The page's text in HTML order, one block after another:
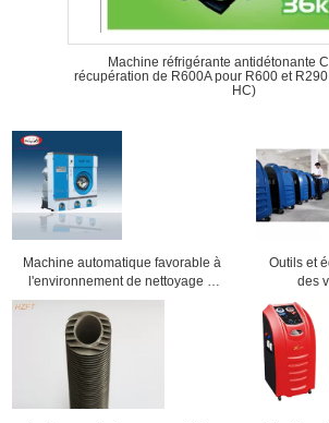
Machine réfrigérante antidétonante
récupération de R600A pour R600 et
HC)
Machine automatique favorable à
l'environnement de nettoyage à
sec, équipement de magasin de
blanchisserie pour des vêtements
Outils et
des